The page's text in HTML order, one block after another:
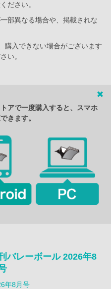
ださい。
部異なる場合や、掲載されな
入できない場合がございます
い。
アで一度購入すると、スマホ
きます。
バレーボール 2026年8
年8月号